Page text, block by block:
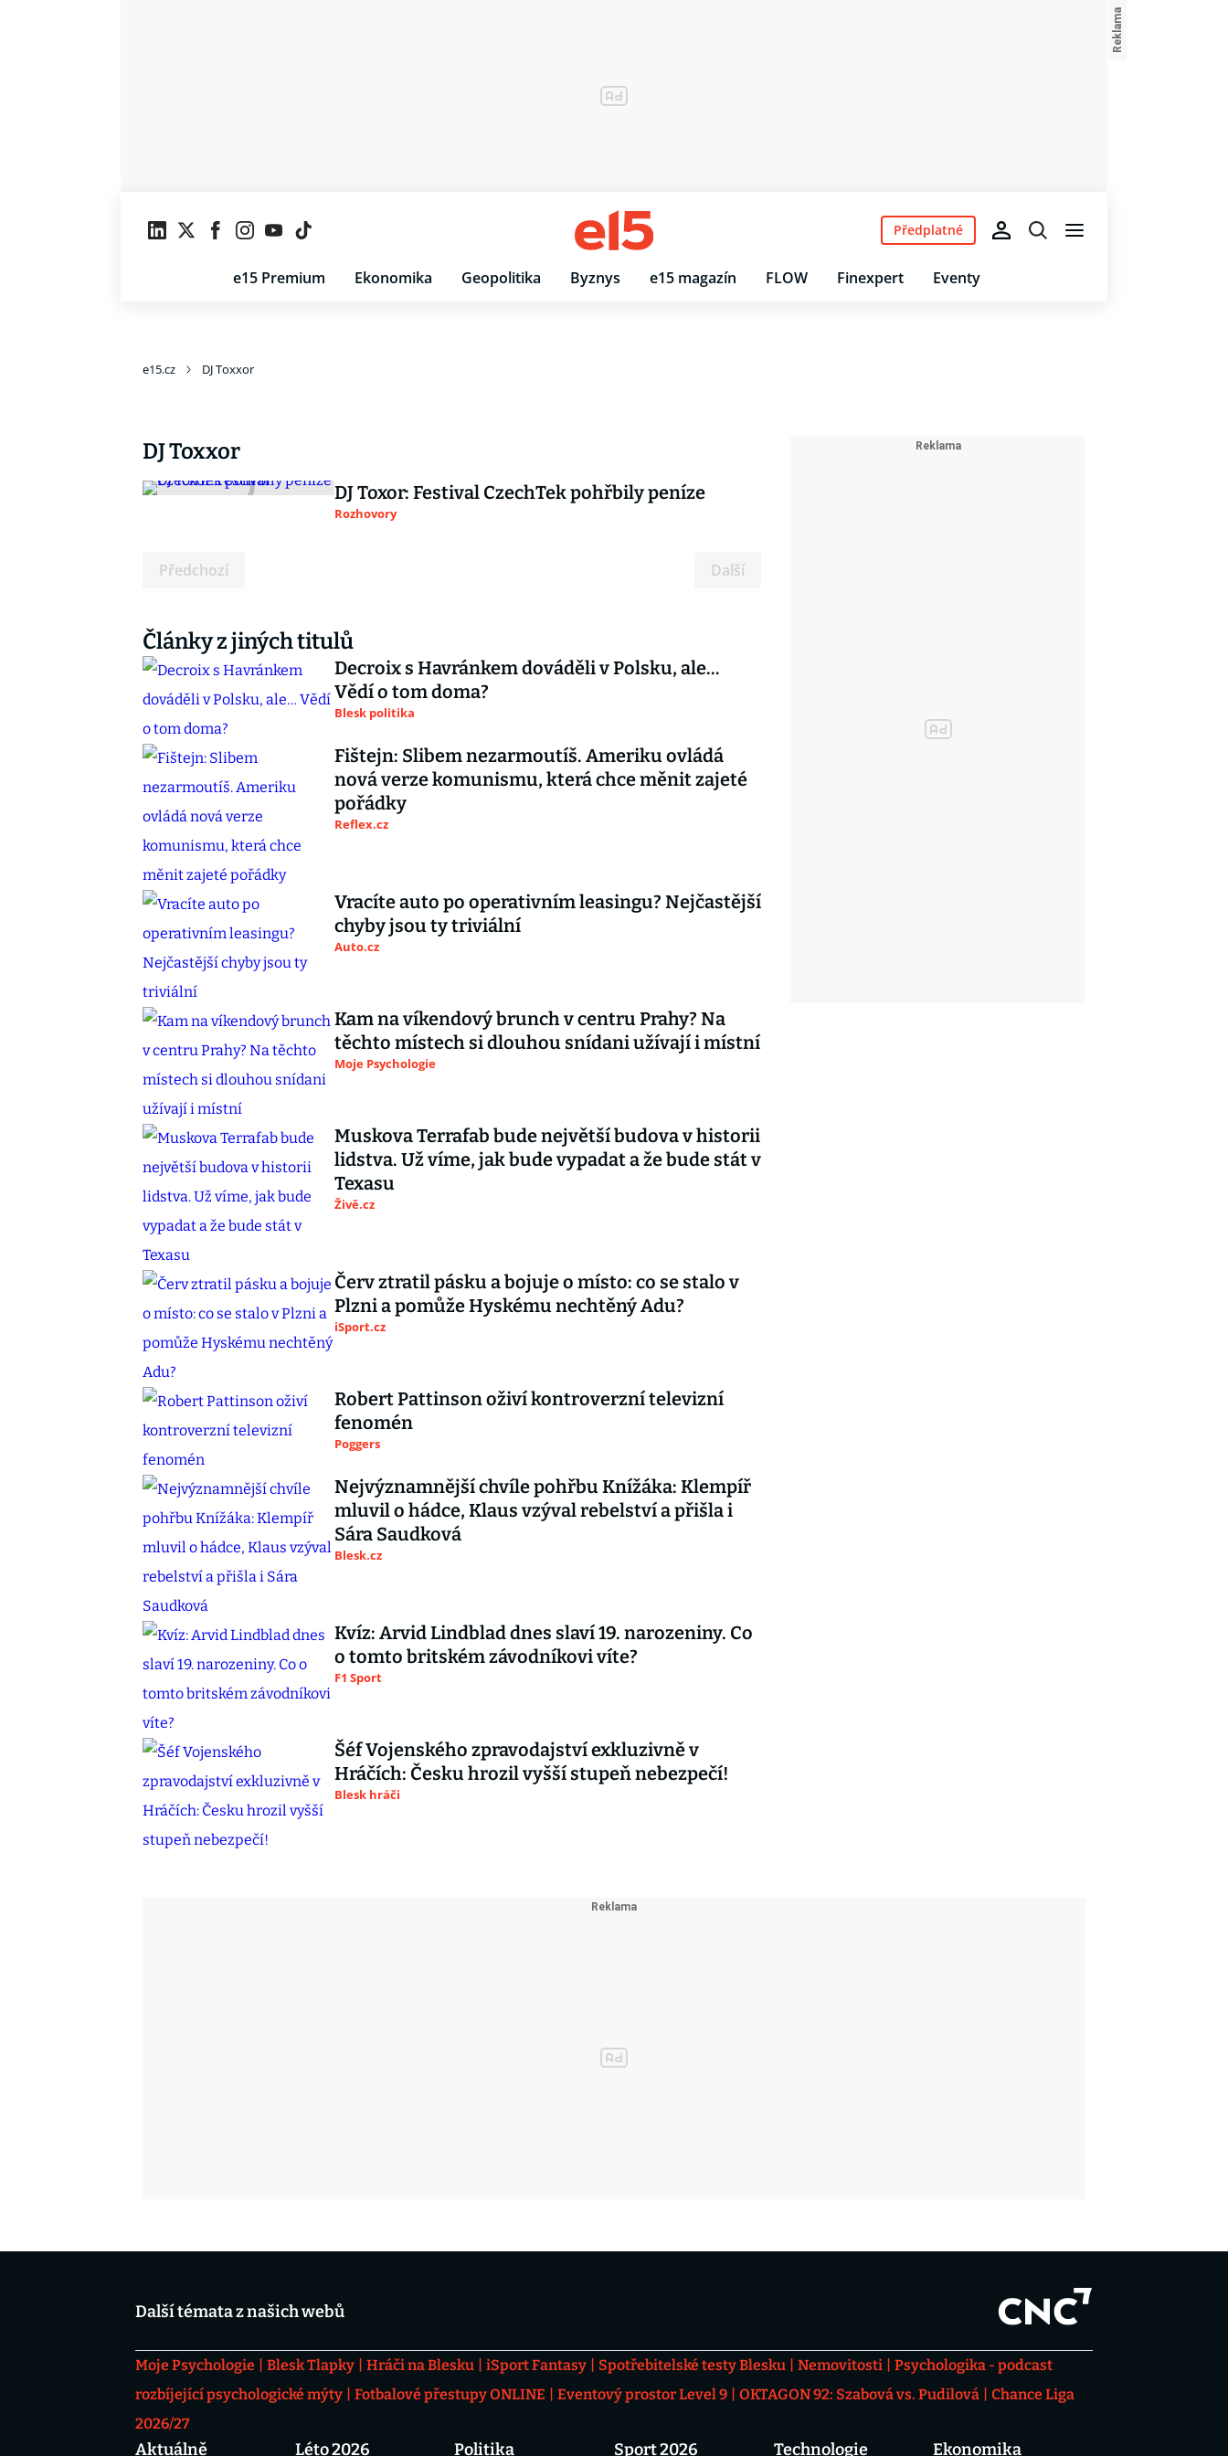
e15 Premium Ekonomika Geopolitika Byznys e15 magazín FLOW Finexpert Eventy
Předplatné
e15.cz DJ Toxxor
DJ Toxxor
DJ Toxor: Festival CzechTek pohřbily peníze
Rozhovory
Předchozí Další
Články z jiných titulů
Decroix s Havránkem dováděli v Polsku, ale…
Vědí o tom doma?
Blesk politika
Fištejn: Slibem nezarmoutíš. Ameriku ovládá
nová verze komunismu, která chce měnit zajeté
pořádky
Reflex.cz
Vracíte auto po operativním leasingu? Nejčastější
chyby jsou ty triviální
Auto.cz
Kam na víkendový brunch v centru Prahy? Na
těchto místech si dlouhou snídani užívají i místní
Moje Psychologie
Muskova Terrafab bude největší budova v historii
lidstva. Už víme, jak bude vypadat a že bude stát v
Texasu
Živě.cz
Červ ztratil pásku a bojuje o místo: co se stalo v
Plzni a pomůže Hyskému nechtěný Adu?
iSport.cz
Robert Pattinson oživí kontroverzní televizní
fenomén
Poggers
Nejvýznamnější chvíle pohřbu Knížáka: Klempíř
mluvil o hádce, Klaus vzýval rebelství a přišla i
Sára Saudková
Blesk.cz
Kvíz: Arvid Lindblad dnes slaví 19. narozeniny. Co
o tomto britském závodníkovi víte?
F1 Sport
Šéf Vojenského zpravodajství exkluzivně v
Hráčích: Česku hrozil vyšší stupeň nebezpečí!
Blesk hráči
Další témata z našich webů
Moje Psychologie Blesk Tlapky Hráči na Blesku iSport Fantasy Spotřebitelské testy Blesku Nemovitosti
Psychologika - podcast
rozbíjející psychologické mýty
Fotbalové přestupy ONLINE Eventový prostor Level 9 OKTAGON 92: Szabová vs. Pudilová
Chance Liga
2026/27
Aktuálně Léto 2026 Politika Sport 2026 Technologie Ekonomika